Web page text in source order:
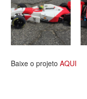
Baixe o projetoAQUI